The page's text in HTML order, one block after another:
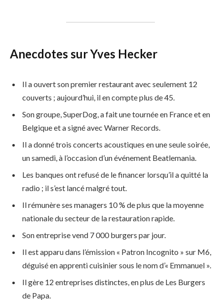
Anecdotes sur Yves Hecker
Il a ouvert son premier restaurant avec seulement 12
couverts ; aujourd’hui, il en compte plus de 45.
Son groupe, SuperDog, a fait une tournée en France et en
Belgique et a signé avec Warner Records.
Il a donné trois concerts acoustiques en une seule soirée,
un samedi, à l’occasion d’un événement Beatlemania.
Les banques ont refusé de le financer lorsqu’il a quitté la
radio ; il s’est lancé malgré tout.
Il rémunère ses managers 10 % de plus que la moyenne
nationale du secteur de la restauration rapide.
Son entreprise vend 7 000 burgers par jour.
Il est apparu dans l’émission « Patron Incognito » sur M6,
déguisé en apprenti cuisinier sous le nom d’« Emmanuel ».
Il gère 12 entreprises distinctes, en plus de Les Burgers
de Papa.